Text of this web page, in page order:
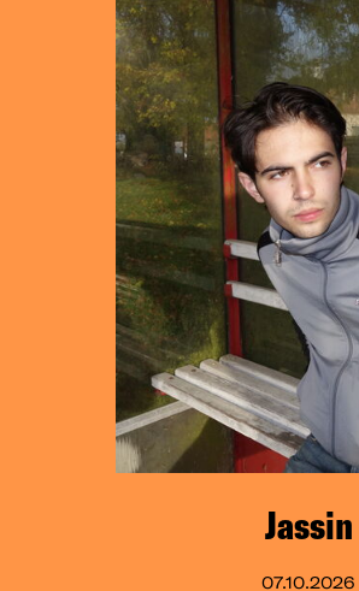
Jassin
07.10.2026